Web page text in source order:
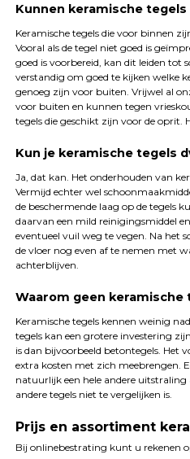
Kunnen keramische
Keramische tegels die voor binnen
Vooral als de tegel niet goed is
goed is voorbereid, kan dit leiden tot
verstandig om goed te kijken welke
genoeg zijn voor buiten. Vrijwel al
voor buiten en kunnen tegen
tegels die geschikt zijn voor de
Kun je keramische tegels
Ja, dat kan. Het onderhouden van
Vermijd echter wel
de beschermende laag op de tegels
daarvan een mild reinigingsmiddel
eventueel vuil weg te vegen. Na het
de vloer nog even af te nemen met
achterblijven.
Waarom geen keramische
Keramische tegels kennen weinig
tegels kan een grotere investering
is dan bijvoorbeeld betontegels. Het
extra kosten met zich meebrengen.
natuurlijk een hele andere
andere tegels niet te vergelijken is.
Prijs en assortiment
Bij onlinebestrating kunt u rekenen